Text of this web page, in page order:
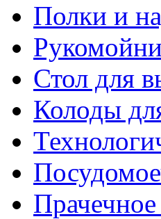
Полки и
Стол для
Колоды